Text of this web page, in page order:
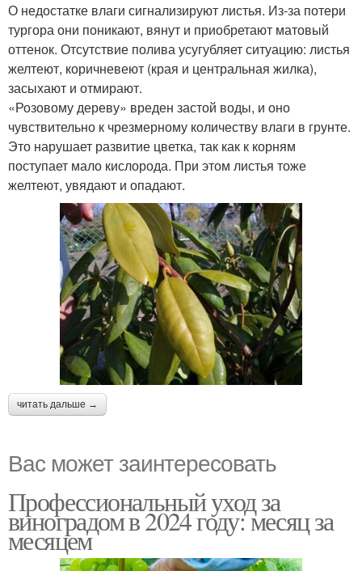
О недостатке влаги сигнализируют листья. Из-за потери
тургора они поникают, вянут и приобретают матовый
оттенок. Отсутствие полива усугубляет ситуацию: листья
желтеют, коричневеют (края и центральная жилка),
засыхают и отмирают.
«Розовому дереву» вреден застой воды, и оно
чувствительно к чрезмерному количеству влаги в грунте.
Это нарушает развитие цветка, так как к корням
поступает мало кислорода. При этом листья тоже
желтеют, увядают и опадают.
читать дальше →
Вас может заинтересовать
Профессиональный уход за
виноградом в 2024 году: месяц за
месяцем